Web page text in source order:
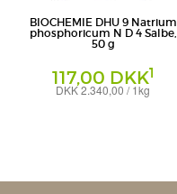
BIOCHEMIE DHU 9 Natrium
phosphoricum N D 4 Salbe,
50 g
117,00 DKK1
DKK 2.340,00 / 1kg